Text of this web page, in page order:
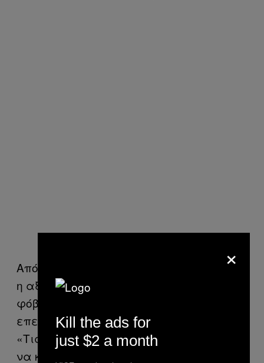
Από το καλοκαίρι και μετά, ωστόσο, που
η αξιοπιστία έχει διαρραγεί και ο
φόβος έχει πάρει τη θέση των
επενδύσεων, το σκηνικό έχει αλλάξει.
«Τις περισσότερες φορές χρειάζεται
να καταβάλουμε προκαταβολικά πάνω
×
Kill the ads for
just $2 a month